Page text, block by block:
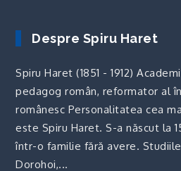
Despre Spiru Haret
Spiru Haret (1851 - 1912)
pedagog român, reformator al
românesc Personalitatea cea
este Spiru Haret. S-a născut la
într-o familie fără avere.
Dorohoi,...